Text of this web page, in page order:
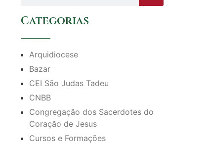
Categorias
Arquidiocese
Bazar
CEI São Judas Tadeu
CNBB
Congregação dos Sacerdotes do
Coração de Jesus
Cursos e Formações